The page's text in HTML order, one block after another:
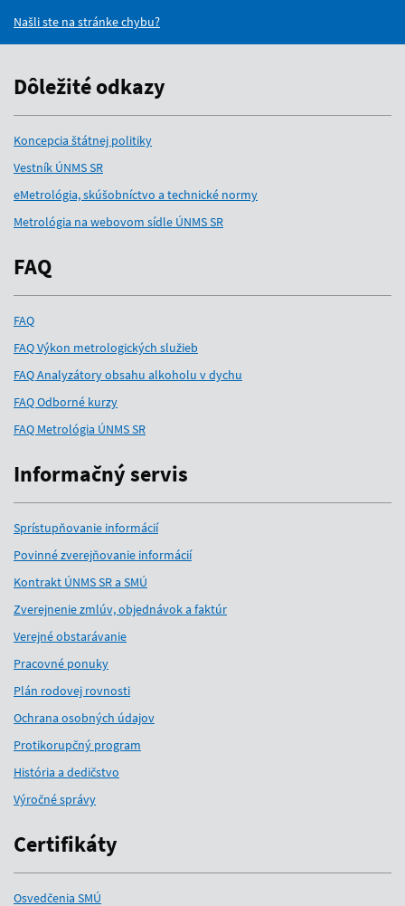
Našli ste na stránke chybu?
Dôležité odkazy
Koncepcia štátnej politiky
Vestník ÚNMS SR
eMetrológia, skúšobníctvo a technické normy
Metrológia na webovom sídle ÚNMS SR
FAQ
FAQ
FAQ Výkon metrologických služieb
FAQ Analyzátory obsahu alkoholu v dychu
FAQ Odborné kurzy
FAQ Metrológia ÚNMS SR
Informačný servis
Sprístupňovanie informácií
Povinné zverejňovanie informácií
Kontrakt ÚNMS SR a SMÚ
Zverejnenie zmlúv, objednávok a faktúr
Verejné obstarávanie
Pracovné ponuky
Plán rodovej rovnosti
Ochrana osobných údajov
Protikorupčný program
História a dedičstvo
Výročné správy
Certifikáty
Osvedčenia SMÚ